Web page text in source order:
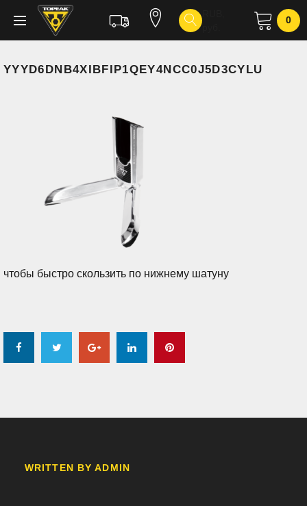
0
YYYD6DNB4XIBFIP1QEY4NCC0J5D3CYLU
чтобы быстро скользить по нижнему шатуну
Facebook Twitter Google+ LinkedIn
WRITTEN BYADMIN